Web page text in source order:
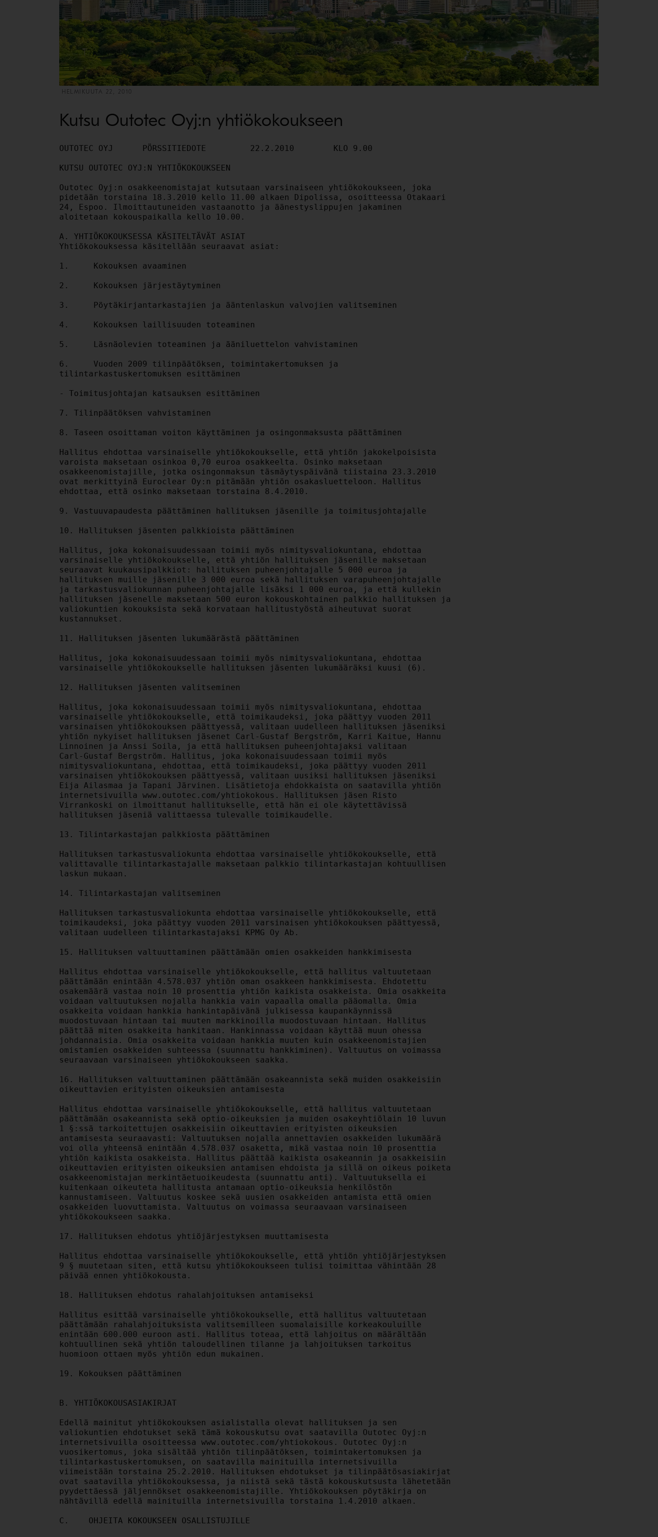
HELMIKUUTA 22, 2010
Kutsu Outotec Oyj:n yhtiökokoukseen
OUTOTEC OYJ      PÖRSSITIEDOTE         22.2.2010        KLO 9.00

KUTSU OUTOTEC OYJ:N YHTIÖKOKOUKSEEN

Outotec Oyj:n osakkeenomistajat kutsutaan varsinaiseen yhtiökokoukseen, joka
pidetään torstaina 18.3.2010 kello 11.00 alkaen Dipolissa, osoitteessa Otakaari
24, Espoo. Ilmoittautuneiden vastaanotto ja äänestyslippujen jakaminen
aloitetaan kokouspaikalla kello 10.00.

A. YHTIÖKOKOUKSESSA KÄSITELTÄVÄT ASIAT
Yhtiökokouksessa käsitellään seuraavat asiat:

1.     Kokouksen avaaminen

2.     Kokouksen järjestäytyminen

3.     Pöytäkirjantarkastajien ja ääntenlaskun valvojien valitseminen

4.     Kokouksen laillisuuden toteaminen

5.     Läsnäolevien toteaminen ja ääniluettelon vahvistaminen

6.     Vuoden 2009 tilinpäätöksen, toimintakertomuksen ja
tilintarkastuskertomuksen esittäminen

- Toimitusjohtajan katsauksen esittäminen

7. Tilinpäätöksen vahvistaminen

8. Taseen osoittaman voiton käyttäminen ja osingonmaksusta päättäminen

Hallitus ehdottaa varsinaiselle yhtiökokoukselle, että yhtiön jakokelpoisista
varoista maksetaan osinkoa 0,70 euroa osakkeelta. Osinko maksetaan
osakkeenomistajille, jotka osingonmaksun täsmäytyspäivänä tiistaina 23.3.2010
ovat merkittyinä Euroclear Oy:n pitämään yhtiön osakasluetteloon. Hallitus
ehdottaa, että osinko maksetaan torstaina 8.4.2010.

9. Vastuuvapaudesta päättäminen hallituksen jäsenille ja toimitusjohtajalle

10. Hallituksen jäsenten palkkioista päättäminen

Hallitus, joka kokonaisuudessaan toimii myös nimitysvaliokuntana, ehdottaa
varsinaiselle yhtiökokoukselle, että yhtiön hallituksen jäsenille maksetaan
seuraavat kuukausipalkkiot: hallituksen puheenjohtajalle 5 000 euroa ja
hallituksen muille jäsenille 3 000 euroa sekä hallituksen varapuheenjohtajalle
ja tarkastusvaliokunnan puheenjohtajalle lisäksi 1 000 euroa, ja että kullekin
hallituksen jäsenelle maksetaan 500 euron kokouskohtainen palkkio hallituksen ja
valiokuntien kokouksista sekä korvataan hallitustyöstä aiheutuvat suorat
kustannukset.

11. Hallituksen jäsenten lukumäärästä päättäminen

Hallitus, joka kokonaisuudessaan toimii myös nimitysvaliokuntana, ehdottaa
varsinaiselle yhtiökokoukselle hallituksen jäsenten lukumääräksi kuusi (6).

12. Hallituksen jäsenten valitseminen

Hallitus, joka kokonaisuudessaan toimii myös nimitysvaliokuntana, ehdottaa
varsinaiselle yhtiökokoukselle, että toimikaudeksi, joka päättyy vuoden 2011
varsinaisen yhtiökokouksen päättyessä, valitaan uudelleen hallituksen jäseniksi
yhtiön nykyiset hallituksen jäsenet Carl-Gustaf Bergström, Karri Kaitue, Hannu
Linnoinen ja Anssi Soila, ja että hallituksen puheenjohtajaksi valitaan
Carl-Gustaf Bergström. Hallitus, joka kokonaisuudessaan toimii myös
nimitysvaliokuntana, ehdottaa, että toimikaudeksi, joka päättyy vuoden 2011
varsinaisen yhtiökokouksen päättyessä, valitaan uusiksi hallituksen jäseniksi
Eija Ailasmaa ja Tapani Järvinen. Lisätietoja ehdokkaista on saatavilla yhtiön
internetsivuilla www.outotec.com/yhtiokokous. Hallituksen jäsen Risto
Virrankoski on ilmoittanut hallitukselle, että hän ei ole käytettävissä
hallituksen jäseniä valittaessa tulevalle toimikaudelle.

13. Tilintarkastajan palkkiosta päättäminen

Hallituksen tarkastusvaliokunta ehdottaa varsinaiselle yhtiökokoukselle, että
valittavalle tilintarkastajalle maksetaan palkkio tilintarkastajan kohtuullisen
laskun mukaan.

14. Tilintarkastajan valitseminen

Hallituksen tarkastusvaliokunta ehdottaa varsinaiselle yhtiökokoukselle, että
toimikaudeksi, joka päättyy vuoden 2011 varsinaisen yhtiökokouksen päättyessä,
valitaan uudelleen tilintarkastajaksi KPMG Oy Ab.

15. Hallituksen valtuuttaminen päättämään omien osakkeiden hankkimisesta

Hallitus ehdottaa varsinaiselle yhtiökokoukselle, että hallitus valtuutetaan
päättämään enintään 4.578.037 yhtiön oman osakkeen hankkimisesta. Ehdotettu
osakemäärä vastaa noin 10 prosenttia yhtiön kaikista osakkeista. Omia osakkeita
voidaan valtuutuksen nojalla hankkia vain vapaalla omalla pääomalla. Omia
osakkeita voidaan hankkia hankintapäivänä julkisessa kaupankäynnissä
muodostuvaan hintaan tai muuten markkinoilla muodostuvaan hintaan. Hallitus
päättää miten osakkeita hankitaan. Hankinnassa voidaan käyttää muun ohessa
johdannaisia. Omia osakkeita voidaan hankkia muuten kuin osakkeenomistajien
omistamien osakkeiden suhteessa (suunnattu hankkiminen). Valtuutus on voimassa
seuraavaan varsinaiseen yhtiökokoukseen saakka.

16. Hallituksen valtuuttaminen päättämään osakeannista sekä muiden osakkeisiin
oikeuttavien erityisten oikeuksien antamisesta

Hallitus ehdottaa varsinaiselle yhtiökokoukselle, että hallitus valtuutetaan
päättämään osakeannista sekä optio-oikeuksien ja muiden osakeyhtiölain 10 luvun
1 §:ssä tarkoitettujen osakkeisiin oikeuttavien erityisten oikeuksien
antamisesta seuraavasti: Valtuutuksen nojalla annettavien osakkeiden lukumäärä
voi olla yhteensä enintään 4.578.037 osaketta, mikä vastaa noin 10 prosenttia
yhtiön kaikista osakkeista. Hallitus päättää kaikista osakeannin ja osakkeisiin
oikeuttavien erityisten oikeuksien antamisen ehdoista ja sillä on oikeus poiketa
osakkeenomistajan merkintäetuoikeudesta (suunnattu anti). Valtuutuksella ei
kuitenkaan oikeuteta hallitusta antamaan optio-oikeuksia henkilöstön
kannustamiseen. Valtuutus koskee sekä uusien osakkeiden antamista että omien
osakkeiden luovuttamista. Valtuutus on voimassa seuraavaan varsinaiseen
yhtiökokoukseen saakka.

17. Hallituksen ehdotus yhtiöjärjestyksen muuttamisesta

Hallitus ehdottaa varsinaiselle yhtiökokoukselle, että yhtiön yhtiöjärjestyksen
9 § muutetaan siten, että kutsu yhtiökokoukseen tulisi toimittaa vähintään 28
päivää ennen yhtiökokousta.

18. Hallituksen ehdotus rahalahjoituksen antamiseksi

Hallitus esittää varsinaiselle yhtiökokoukselle, että hallitus valtuutetaan
päättämään rahalahjoituksista valitsemilleen suomalaisille korkeakouluille
enintään 600.000 euroon asti. Hallitus toteaa, että lahjoitus on määrältään
kohtuullinen sekä yhtiön taloudellinen tilanne ja lahjoituksen tarkoitus
huomioon ottaen myös yhtiön edun mukainen.

19. Kokouksen päättäminen


B. YHTIÖKOKOUSASIAKIRJAT

Edellä mainitut yhtiökokouksen asialistalla olevat hallituksen ja sen
valiokuntien ehdotukset sekä tämä kokouskutsu ovat saatavilla Outotec Oyj:n
internetsivuilla osoitteessa www.outotec.com/yhtiokokous. Outotec Oyj:n
vuosikertomus, joka sisältää yhtiön tilinpäätöksen, toimintakertomuksen ja
tilintarkastuskertomuksen, on saatavilla mainituilla internetsivuilla
viimeistään torstaina 25.2.2010. Hallituksen ehdotukset ja tilinpäätösasiakirjat
ovat saatavilla yhtiökokouksessa, ja niistä sekä tästä kokouskutsusta lähetetään
pyydettäessä jäljennökset osakkeenomistajille. Yhtiökokouksen pöytäkirja on
nähtävillä edellä mainituilla internetsivuilla torstaina 1.4.2010 alkaen.

C.    OHJEITA KOKOUKSEEN OSALLISTUJILLE

1.     Osallistumisoikeus ja ilmoittautuminen

Oikeus osallistua yhtiökokoukseen on osakkeenomistajalla, joka on yhtiökokouksen
täsmäytyspäivänä maanantaina 8.3.2010 rekisteröity Euroclear Oy:n pitämään
yhtiön osakasluetteloon. Osakkeenomistaja, jonka osakkeet on merkitty hänen
henkilökohtaiselle arvo-osuustililleen, on rekisteröity yhtiön osakasluetteloon.

Yhtiön osakasluetteloon merkityn osakkeenomistajan, joka haluaa osallistua
yhtiökokoukseen, tulee ilmoittautua viimeistään maanantaina 8.3.2010 klo 10.00
mennessä. Yhtiökokoukseen voi ilmoittautua:

a) Outotec Oyj:n internetsivujen kautta osoitteessa
http://www.outotec.com/yhtiokokous;
b) sähköpostitse osoitteessa agm@outotec.com;
c) puhelimitse numeroon 020 529 2929 maanantaista perjantaihin klo 9-12.00;
d) kirjeitse yhtiön osoitteeseen Outotec Oyj, Yhtiökokous 2010, PL 86, 02201
Espoo; tai
e) faksilla numeroon 020 529 2200.

Ilmoittautumisen yhteydessä tulee ilmoittaa osakkeenomistajan nimi,
henkilötunnus, osoite, puhelinnumero sekä mahdollisen avustajan nimi.
Osakkeenomistajien Outotec Oyj:lle luovuttamia henkilötietoja käytetään vain
yhtiökokouksen ja siihen liittyvien tarpeellisten rekisteröintien käsittelyn
yhteydessä.

2.   Asiamiehen käyttäminen ja valtakirjat

Osakkeenomistaja saa osallistua yhtiökokoukseen ja käyttää siellä oikeuksiaan
asiamiehen välityksellä.

Osakkeenomistajan asiamiehen on esitettävä päivätty valtakirja, tai hänen on
muuten luotettavalla tavalla osoitettava olevansa oikeutettu edustamaan
osakkeenomistajaa. Mikäli osakkeenomistaja osallistuu yhtiökokoukseen usean
asiamiehen välityksellä, jotka edustavat osakkeenomistajaa eri
arvopaperitileillä olevilla osakkeilla, on ilmoittautumisen yhteydessä
ilmoitettava osakkeet joiden perusteella kukin asiamies edustaa
osakkeenomistajaa.

Mahdolliset valtakirjat pyydetään toimittamaan yhtiölle ennen ilmoittautumisajan
päättymistä.

3.   Hallintarekisteröidyn osakkeen omistaja

Hallintarekisteröityjen osakkeiden omistajalla on oikeus osallistua
yhtiökokoukseen niiden osakkeiden nojalla, joiden perusteella hänellä olisi
oikeus olla merkittynä Euroclear Finland Oy:n pitämään osakasluetteloon
maanantaina 8.3.2010. Osallistuminen edellyttää lisäksi, että osakkeenomistaja
on näiden osakkeiden nojalla merkitty Euroclear Finland Oy:n pitämään
tilapäiseen osakasluetteloon viimeistään maanantaina 15.3.2010 klo 10.00
mennessä. Hallintarekisteriin merkittyjen osakkeiden osalta tämä katsotaan
ilmoittautumiseksi yhtiökokoukseen.



Hallintarekisteröidyn osakkeen omistajaa kehotetaan pyytämään hyvissä ajoin
omaisuudenhoitajaltaan tarvittavat ohjeet koskien rekisteröitymistä tilapäiseen
osakasluetteloon, valtakirjojen antamista ja ilmoittautumista yhtiökokoukseen.
Omaisuudenhoitajan tilinhoitajayhteisö ilmoittaa hallintarekisteröidyn osakkeen
omistajan, joka haluaa osallistua varsinaiseen yhtiökokoukseen, merkittäväksi
tilapäiseen osakasluetteloon edellä mainittuun ajankohtaan mennessä. Lisätietoa
asioista on saatavilla myös yhtiön internetsivuilla osoitteessa
www.outotec.com/yhtiokokous.

4.   Muut tiedot

Yhtiökokouksessa läsnä olevalla osakkeenomistajalla on yhtiökokouksessa
osakeyhtiölain 5 luvun 25 §:n mukainen kyselyoikeus kokouksessa käsiteltävistä
asioista.

Outo